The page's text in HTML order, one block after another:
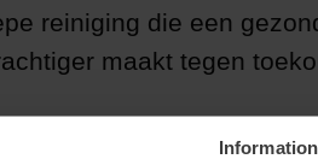
Information
reiniging die een
maakt tegen